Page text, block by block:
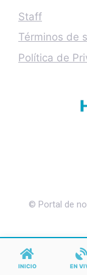
Staff
Términos de
Política de
© Portal de
INICIO EN